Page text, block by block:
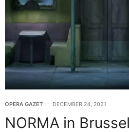
OPERA GAZET DECEMBER 24, 2021
NORMA in